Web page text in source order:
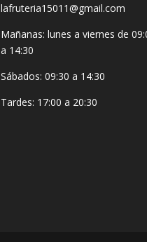
lafruteria15011@gmail.com
Mañanas: lunes a viernes de
a 14:30
Sábados: 09:30 a 14:30
Tardes: 17:00 a 20:30